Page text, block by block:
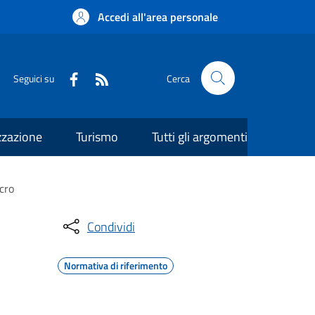
Accedi all'area personale
Seguici su Cerca
Turismo Tutti gli argomenti
Condividi
Normativa di riferimento